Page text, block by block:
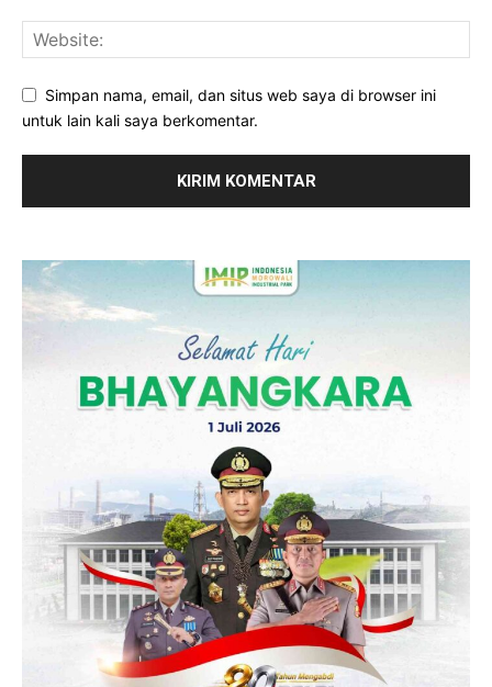
Simpan nama, email, dan situs web saya di browser ini
untuk lain kali saya berkomentar.